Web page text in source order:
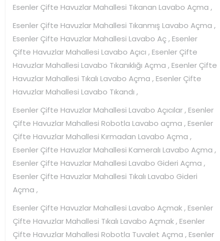
Esenler Çifte Havuzlar Mahallesi Tıkanan Lavabo Açma ,
Esenler Çifte Havuzlar Mahallesi Tıkanmış Lavabo Açma ,
Esenler Çifte Havuzlar Mahallesi Lavabo Aç , Esenler
Çifte Havuzlar Mahallesi Lavabo Açıcı , Esenler Çifte
Havuzlar Mahallesi Lavabo Tıkanıklığı Açma , Esenler Çifte
Havuzlar Mahallesi Tıkalı Lavabo Açma , Esenler Çifte
Havuzlar Mahallesi Lavabo Tıkandı ,
Esenler Çifte Havuzlar Mahallesi Lavabo Açıcılar , Esenler
Çifte Havuzlar Mahallesi Robotla Lavabo açma , Esenler
Çifte Havuzlar Mahallesi Kırmadan Lavabo Açma ,
Esenler Çifte Havuzlar Mahallesi Kameralı Lavabo Açma ,
Esenler Çifte Havuzlar Mahallesi Lavabo Gideri Açma ,
Esenler Çifte Havuzlar Mahallesi Tıkalı Lavabo Gideri
Açma ,
Esenler Çifte Havuzlar Mahallesi Lavabo Açmak , Esenler
Çifte Havuzlar Mahallesi Tıkalı Lavabo Açmak , Esenler
Çifte Havuzlar Mahallesi Robotla Tuvalet Açma , Esenler